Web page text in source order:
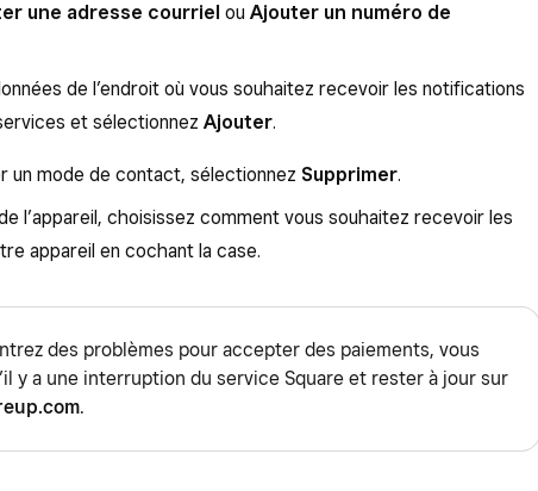
une adresse courriel ou Ajouter un numéro de
de l’endroit où vous souhaitez recevoir les notifications
et sélectionnez Ajouter.
un mode de contact, sélectionnez Supprimer.
l’appareil, choisissez comment vous souhaitez recevoir les
appareil en cochant la case.
des problèmes pour accepter des paiements, vous
y a une interruption du service Square et rester à jour sur
.